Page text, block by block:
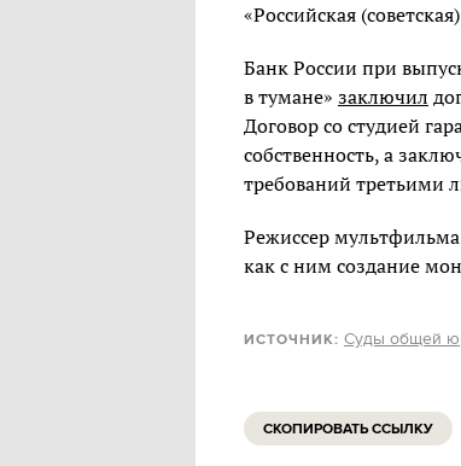
«Российская
Банк России при
в тумане» заключил
Договор со студией
собственность, а
требований третьими
Режиссер
как с ним создание
ИСТОЧНИК: Суды общей
СКОПИРОВАТЬ ССЫЛКУ